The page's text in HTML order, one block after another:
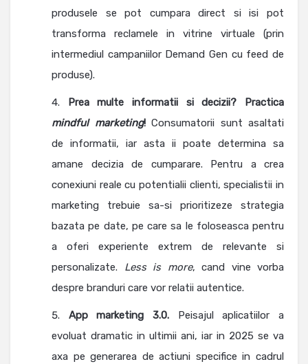
produsele se pot cumpara direct si isi pot
transforma reclamele in vitrine virtuale (prin
intermediul campaniilor Demand Gen cu feed de
produse).
Prea multe informatii si decizii? Practica
mindful marketing! Consumatorii sunt asaltati
de informatii, iar asta ii poate determina sa
amane decizia de cumparare. Pentru a crea
conexiuni reale cu potentialii clienti, specialistii in
marketing trebuie sa-si prioritizeze strategia
bazata pe date, pe care sa le foloseasca pentru
a oferi experiente extrem de relevante si
personalizate. Less is more, cand vine vorba
despre branduri care vor relatii autentice.
App marketing 3.0. Peisajul aplicatiilor a
evoluat dramatic in ultimii ani, iar in 2025 se va
axa pe generarea de actiuni specifice in cadrul